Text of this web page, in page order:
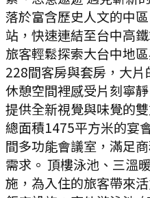
落於富含歷史人文的中
站，快速連結至台中高
旅客輕鬆探索大台中地
228間客房與套房，大
休憩空間裡感受片刻寧
提供全新視覺與味覺的
總面積1475平方米的宴
間多功能會議室，滿足
需求。 頂樓泳池、三溫
施，為入住的旅客帶來